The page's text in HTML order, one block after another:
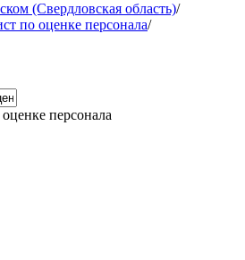
(Свердловская область)/
по оценке персонала/
персонала